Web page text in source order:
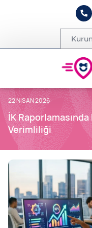
22 NISAN 2026
İK
Verimliliği